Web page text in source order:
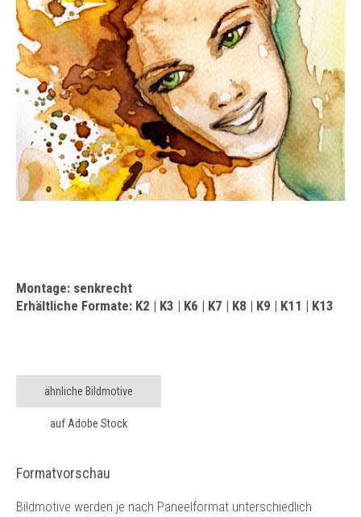
Montage: senkrecht
Erhältliche Formate: K2 | K3 | K6 | K7 | K8 | K9 | K11 | K13
ähnliche Bildmotive
auf Adobe Stock
Formatvorschau
Bildmotive werden je nach Paneelformat unterschiedlich